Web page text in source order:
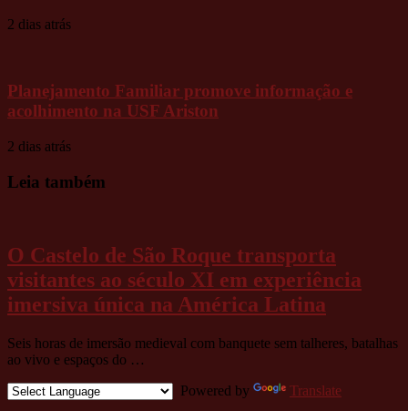
2 dias atrás
Planejamento Familiar promove informação e
acolhimento na USF Ariston
2 dias atrás
Leia também
O Castelo de São Roque transporta
visitantes ao século XI em experiência
imersiva única na América Latina
Seis horas de imersão medieval com banquete sem talheres, batalhas
ao vivo e espaços do …
Powered by
Translate